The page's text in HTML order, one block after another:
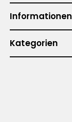
Informationen
Kategorien